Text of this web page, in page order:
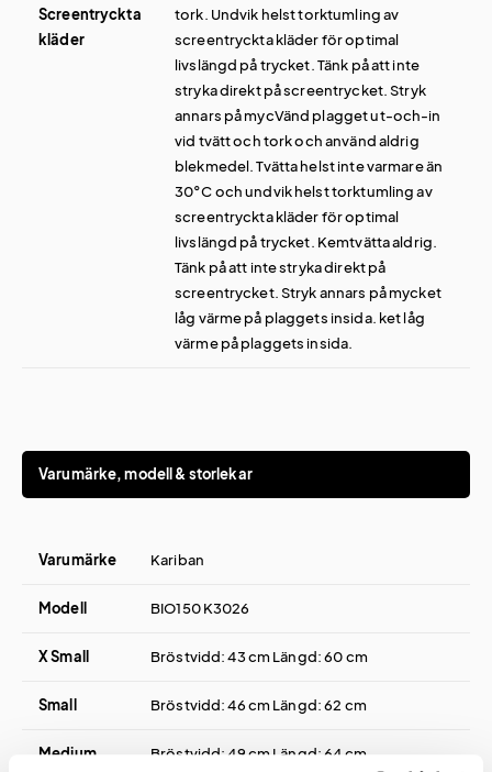
Screentryckta
kläder
tork. Undvik helst torktumling av
screentryckta kläder för optimal
livslängd på trycket. Tänk på att inte
stryka direkt på screentrycket. Stryk
annars på mycVänd plagget ut-och-in
vid tvätt och tork och använd aldrig
blekmedel. Tvätta helst inte varmare än
30°C och undvik helst torktumling av
screentryckta kläder för optimal
livslängd på trycket. Kemtvätta aldrig.
Tänk på att inte stryka direkt på
screentrycket. Stryk annars på mycket
låg värme på plaggets insida. ket låg
värme på plaggets insida.
Varumärke, modell & storlekar
Varumärke Kariban
Modell BIO150 K3026
X Small Bröstvidd: 43 cm Längd: 60 cm
Small Bröstvidd: 46 cm Längd: 62 cm
Medium Bröstvidd: 49 cm Längd: 64 cm